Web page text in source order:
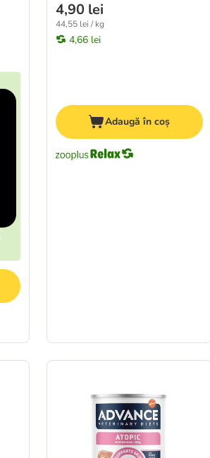
4,90 lei
44,55 lei / kg
4,66 lei
Adaugă în coș